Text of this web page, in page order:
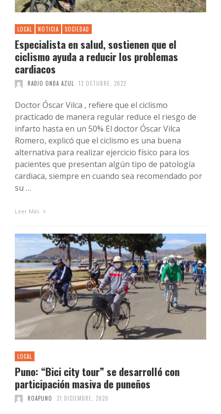
LOCAL NOTICIA SOCIEDAD
Especialista en salud, sostienen que el
ciclismo ayuda a reducir los problemas
cardiacos
RADIO ONDA AZUL 12 OCTUBRE, 2022
Doctor Óscar Vilca , refiere que el ciclismo
practicado de manera regular reduce el riesgo de
infarto hasta en un 50% El doctor Óscar Vilca
Romero, explicó que el ciclismo es una buena
alternativa para realizar ejercicio físico para los
pacientes que presentan algún tipo de patología
cardiaca, siempre en cuando sea recomendado por
su …
Leer Más
LOCAL
Puno: “Bici city tour” se desarrolló con
participación masiva de puneños
ROAPUNO 21 DICIEMBRE, 2020